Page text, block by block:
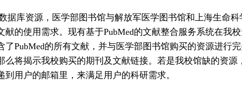
据库资源，医学部图书馆与解放军医学图书馆和上海生命
献的使用需求。现有基于PubMed的文献整合服务系统在我
了PubMed的所有文献，并与医学部图书馆购买的资源进行
么将揭示我校购买的期刊及文献链接。若是我校馆缺的资源
到用户的邮箱里，来满足用户的科研需求。